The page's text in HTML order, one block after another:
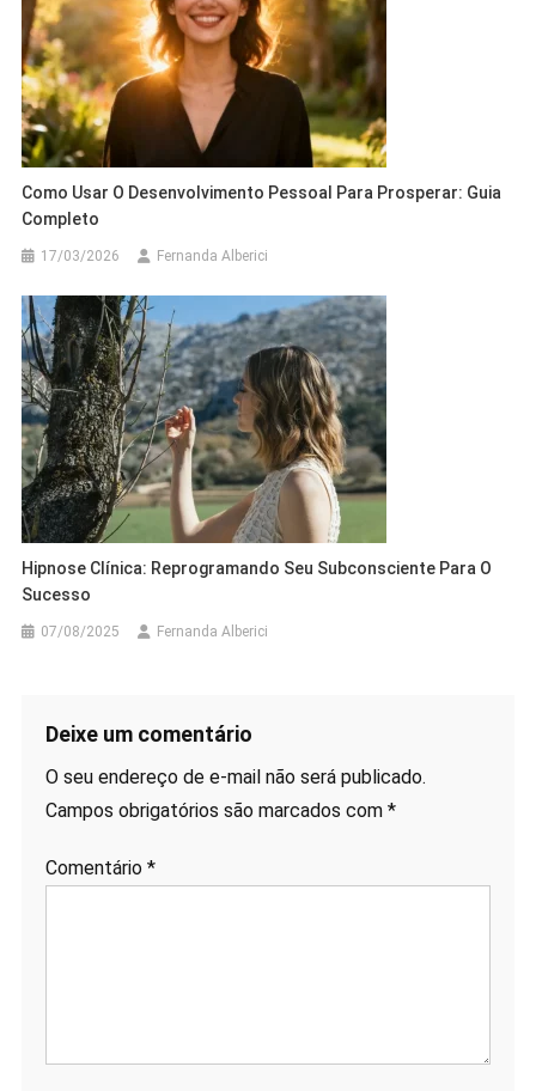
Como Usar O Desenvolvimento Pessoal Para Prosperar: Guia
Completo
17/03/2026 Fernanda Alberici
Hipnose Clínica: Reprogramando Seu Subconsciente Para O
Sucesso
07/08/2025 Fernanda Alberici
Deixe um comentário
O seu endereço de e-mail não será publicado.
Campos obrigatórios são marcados com *
Comentário *